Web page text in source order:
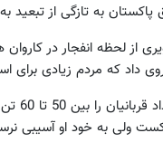
به تازگی از
از لحظه انفجار در
داد که مردم زیادی برای
ولی به خود او آسیبی